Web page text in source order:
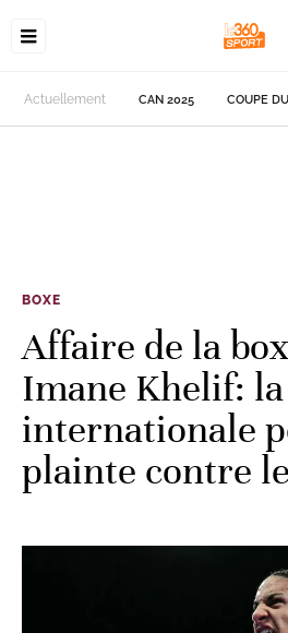
Actuellement CAN 2025 COUPE
BOXE
Affaire de la
Imane Khelif:
internationale
plainte contre